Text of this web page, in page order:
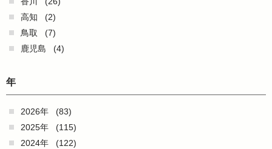
高知
(2)
鳥取
(7)
鹿児島
(4)
年
2026年
(83)
2025年
(115)
2024年
(122)